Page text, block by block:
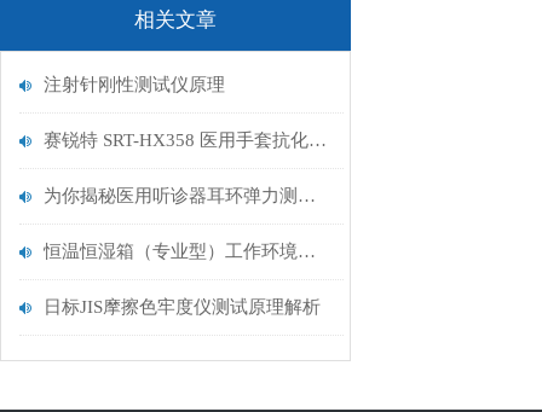
相关文章
注射针刚性测试仪原理
赛锐特 SRT-HX358 医用手套抗化学品渗透持续接触测试仪介绍 符合标准
为你揭秘医用听诊器耳环弹力测试仪
恒温恒湿箱（专业型）工作环境温度有什么要求？
日标JIS摩擦色牢度仪测试原理解析